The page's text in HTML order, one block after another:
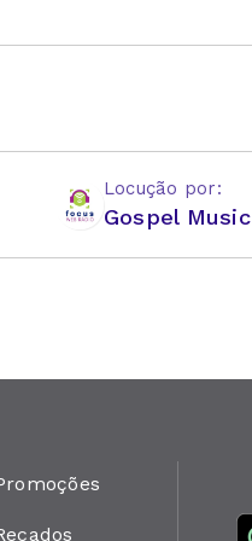
Locução por:
Gospel Music